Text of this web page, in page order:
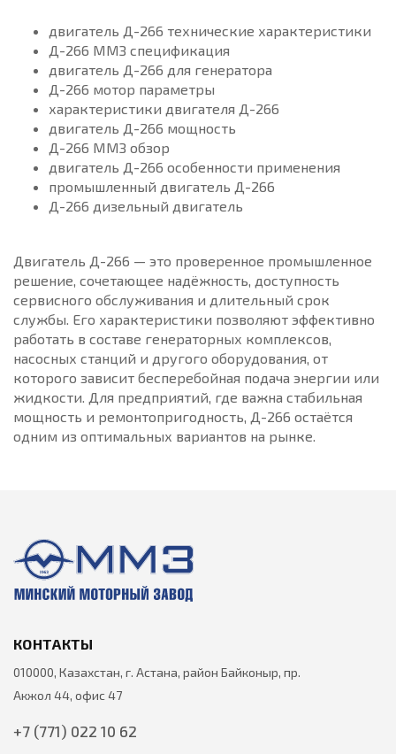
двигатель Д-266 технические характеристики
Д-266 ММЗ спецификация
двигатель Д-266 для генератора
Д-266 мотор параметры
характеристики двигателя Д-266
двигатель Д-266 мощность
Д-266 ММЗ обзор
двигатель Д-266 особенности применения
промышленный двигатель Д-266
Д-266 дизельный двигатель
Двигатель Д-266 — это проверенное промышленное
решение, сочетающее надёжность, доступность
сервисного обслуживания и длительный срок
службы. Его характеристики позволяют эффективно
работать в составе генераторных комплексов,
насосных станций и другого оборудования, от
которого зависит бесперебойная подача энергии или
жидкости. Для предприятий, где важна стабильная
мощность и ремонтопригодность, Д-266 остаётся
одним из оптимальных вариантов на рынке.
КОНТАКТЫ
010000, Казахстан, г. Астана, район Байконыр, пр.
Акжол 44, офис 47
+7 (771) 022 10 62